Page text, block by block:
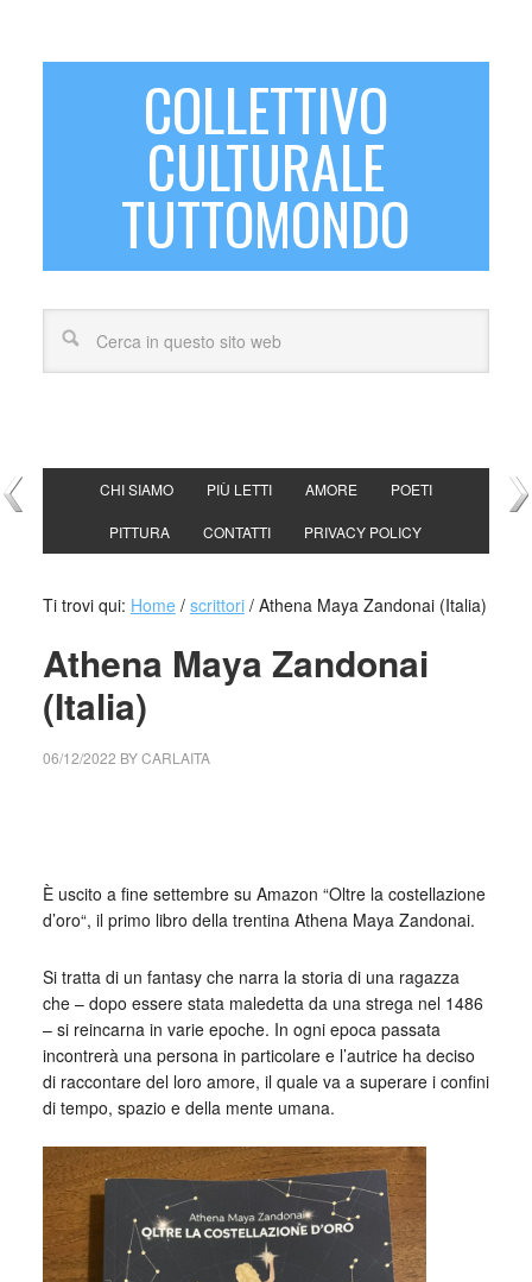
COLLETTIVO
CULTURALE
TUTTOMONDO
CHI SIAMO PIÙ LETTI AMORE POETI
PITTURA CONTATTI PRIVACY POLICY
Ti trovi qui: Home / scrittori /Athena Maya Zandonai (Italia)
Athena Maya Zandonai
(Italia)
06/12/2022 BYCARLAITA
È uscito a fine settembre su Amazon “Oltre la costellazione
d’oro“, il primo libro della trentina Athena Maya Zandonai.
Si tratta di un fantasy che narra la storia di una ragazza
che – dopo essere stata maledetta da una strega nel 1486
– si reincarna in varie epoche. In ogni epoca passata
incontrerà una persona in particolare e l’autrice ha deciso
di raccontare del loro amore, il quale va a superare i confini
di tempo, spazio e della mente umana.